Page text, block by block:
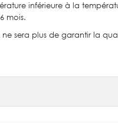
inférieure à la
mois.
sera plus de garantir la